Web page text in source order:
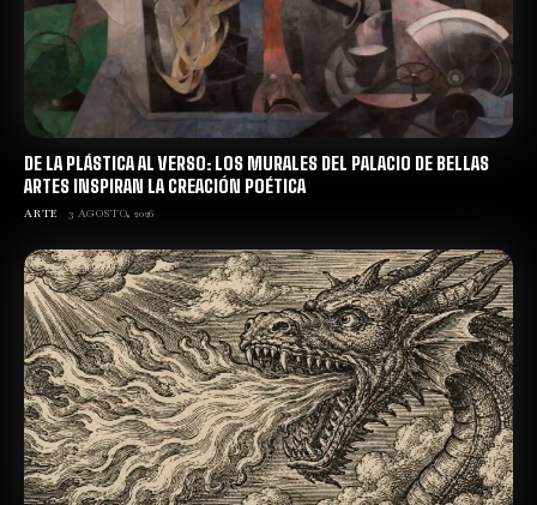
DE LA PLÁSTICA AL VERSO: LOS MURALES DEL PALACIO DE BELLAS
ARTES INSPIRAN LA CREACIÓN POÉTICA
ARTE 3 AGOSTO, 2026